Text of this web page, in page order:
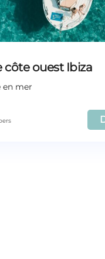
côte ouest Ibiza
en mer